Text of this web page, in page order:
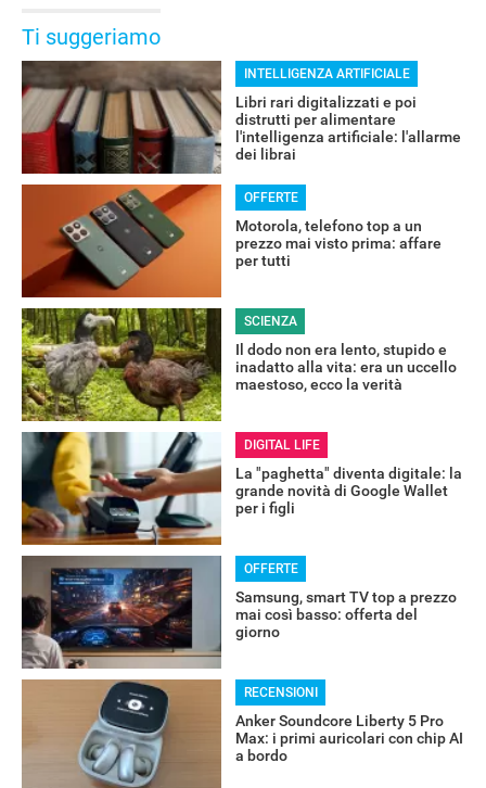
RECENSIONI
Ti suggeriamo
INTELLIGENZA ARTIFICIALE
Libri rari digitalizzati e poi
distrutti per alimentare
l'intelligenza artificiale: l'allarme
dei librai
OFFERTE
Motorola, telefono top a un
prezzo mai visto prima: affare
per tutti
SCIENZA
Il dodo non era lento, stupido e
inadatto alla vita: era un uccello
maestoso, ecco la verità
DIGITAL LIFE
La "paghetta" diventa digitale: la
grande novità di Google Wallet
per i figli
OFFERTE
Samsung, smart TV top a prezzo
mai così basso: offerta del
giorno
RECENSIONI
Anker Soundcore Liberty 5 Pro
Max: i primi auricolari con chip AI
a bordo